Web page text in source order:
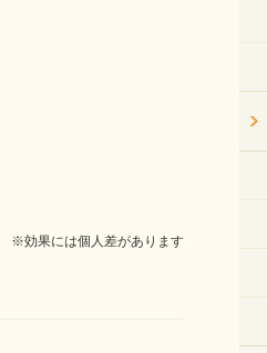
※効果には個人差があります